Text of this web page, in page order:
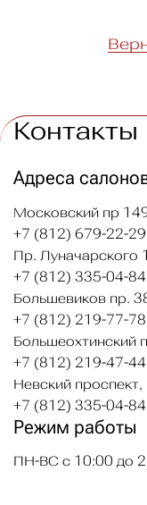
Контакты
Адреса
Московский пр
+7 (812) 679-22-29
Пр. Луначарского
+7 (812) 335-04-84
Большевиков пр.
+7 (812) 219-77-78
Большеохтинский
+7 (812) 219-47-44
Невский проспект,
+7 (812) 335-04-84
Режим работы
ПН-ВС с 10:00 до